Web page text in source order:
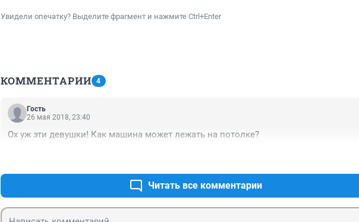
Увидели опечатку? Выделите фрагмент и нажмите Ctrl+Enter
КОММЕНТАРИИ 4
Гость
26 мая 2018, 23:40
Ох уж эти девушки! Как машина может лежать на потолке?
Читать все комментарии